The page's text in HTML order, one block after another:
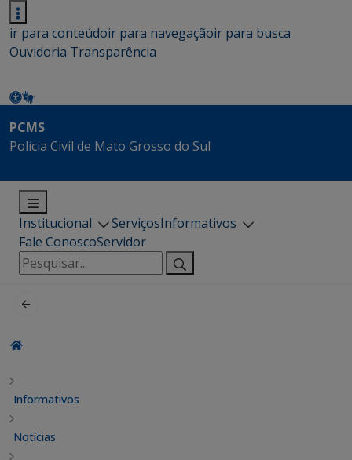
ir para conteúdoir para navegaçãoir para busca
Ouvidoria Transparência
PCMS
Polícia Civil de Mato Grosso do Sul
Institucional ServiçosInformativos
Fale ConoscoServidor
Pesquisar
por:
Informativos
Notícias